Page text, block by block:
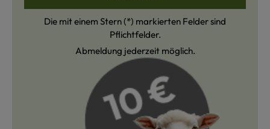
Die mit einem Stern (*) markierten Felder sind
Pflichtfelder.
Abmeldung jederzeit möglich.